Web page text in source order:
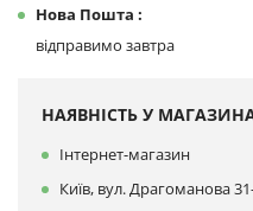
Нова Пошта :
відправимо завтра
НАЯВНІСТЬ У
Інтернет-магазин
Київ, вул. Драгоманова